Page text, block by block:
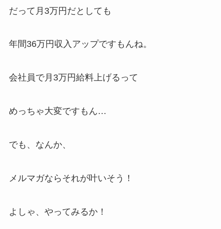
だって月3万円だとしても
年間36万円収入アップですもんね。
会社員で月3万円給料上げるって
めっちゃ大変ですもん…
でも、なんか、
メルマガならそれが叶いそう！
よしゃ、やってみるか！